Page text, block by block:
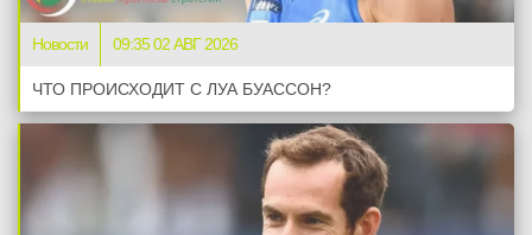
Новости 09:35 02 АВГ 2026
ЧТО ПРОИСХОДИТ С ЛУА БУАССОН?